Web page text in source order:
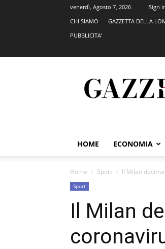
venerdì, Agosto 7, 2026
Sign
CHI SIAMO
GAZZETTA DELLA
PUBBLICITA’
HOME ECONOMIA
Home Sport Il Milan
Sport
Il Milan